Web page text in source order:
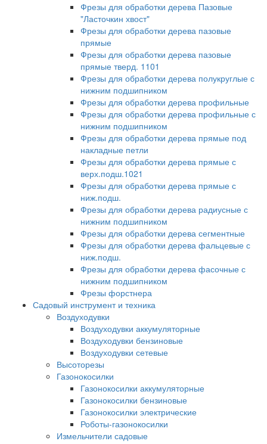
Фрезы для обработки дерева Пазовые
"Ласточкин хвост"
Фрезы для обработки дерева пазовые
прямые
Фрезы для обработки дерева пазовые
прямые тверд. 1101
Фрезы для обработки дерева полукруглые с
нижним подшипником
Фрезы для обработки дерева профильные
Фрезы для обработки дерева профильные с
нижним подшипником
Фрезы для обработки дерева прямые под
накладные петли
Фрезы для обработки дерева прямые с
верх.подш.1021
Фрезы для обработки дерева прямые с
ниж.подш.
Фрезы для обработки дерева радиусные с
нижним подшипником
Фрезы для обработки дерева сегментные
Фрезы для обработки дерева фальцевые с
ниж.подш.
Фрезы для обработки дерева фасочные с
нижним подшипником
Фрезы форстнера
Садовый инструмент и техника
Воздуходувки
Воздуходувки аккумуляторные
Воздуходувки бензиновые
Воздуходувки сетевые
Высоторезы
Газонокосилки
Газонокосилки аккумуляторные
Газонокосилки бензиновые
Газонокосилки электрические
Роботы-газонокосилки
Измельчители садовые